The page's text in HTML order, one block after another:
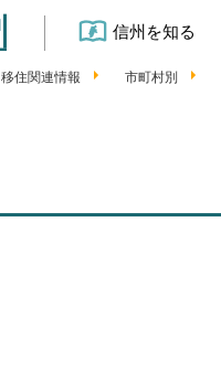
信州を知る
移住関連情報 市町村別